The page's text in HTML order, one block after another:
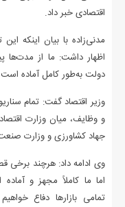
اقتصادی خبر داد.
مدنی‌زاده با بیان اینکه
اظهار داشت: ما از مدت‌ها
دولت به‌طور کامل آماده
وزیر اقتصاد گفت: تمام
و وظایف، میان وزارت
جهاد کشاورزی و وزارت
وی ادامه داد: هرچند برخی
اما ما کاملاً مجهز و آماده
تمامی بازارها دفاع